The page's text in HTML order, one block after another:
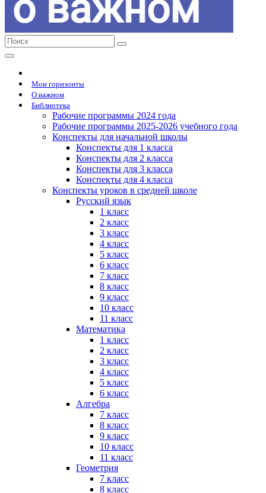
Мои горизонты
О важном
Библиотека
Рабочие программы 2024 года
Рабочие программы 2025-2026 учебного года
Конспекты для начальной школы
Конспекты для 1 класса
Конспекты для 2 класса
Конспекты для 3 класса
Конспекты для 4 класса
Конспекты уроков в средней школе
Русский язык
1 класс
2 класс
3 класс
4 класс
5 класс
6 класс
7 класс
8 класс
9 класс
10 класс
11 класс
Математика
1 класс
2 класс
3 класс
4 класс
5 класс
6 класс
Алгебра
7 класс
8 класс
9 класс
10 класс
11 класс
Геометрия
7 класс
8 класс